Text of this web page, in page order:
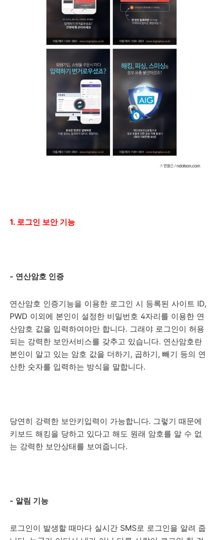
1. 로그인 보안 기능
- 연산암호 인증
연산암호 인증기능을 이용한 로그인 시 등록된 사이트 ID,
PWD 이외에 본인이 설정한 비밀번호 4자리를 이용한 연
산암호 값을 입력하여야만 합니다. 그래야 로그인이 허용
되는 강력한 보안서비스를 갖추고 있습니다. 연산암호란
본인이 알고 있는 암호 값을 더하기, 곱하기, 빼기 등의 연
산한 숫자를 입력하는 방식을 말합니다.
당연히 강력한 보안키입력이 가능합니다. 그렇기 때문에
키보드 해킹을 당하고 있다고 해도 원래 암호를 알 수 없
는 강력한 보안상태를 보여줍니다.
- 알림 기능
로그인이 발생할 때마다 실시간 SMS로 로그인을 알려 줍